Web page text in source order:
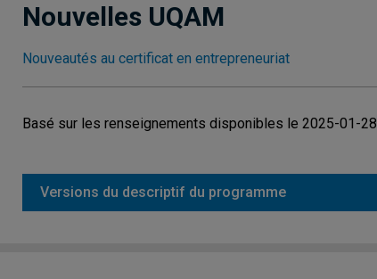
Nouvelles UQAM
Nouveautés au certificat en entrepreneuriat
Basé sur les renseignements disponibles le 2025-01-28
Versions du descriptif du programme